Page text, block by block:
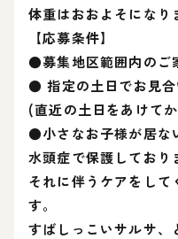
体重はおおよそになり
【応募条件】
●募集地区範囲内のご
● 指定の土日でお見合
(直近の土日をあけて
●小さなお子様が居な
水頭症で保護しており
それに伴うケアをして
す。
すばしっこいサルサ、